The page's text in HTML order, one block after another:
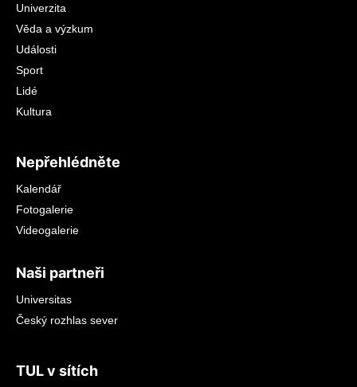
Univerzita
Věda a výzkum
Události
Sport
Lidé
Kultura
Nepřehlédněte
Kalendář
Fotogalerie
Videogalerie
Naši partneři
Universitas
Český rozhlas sever
TUL v sítích